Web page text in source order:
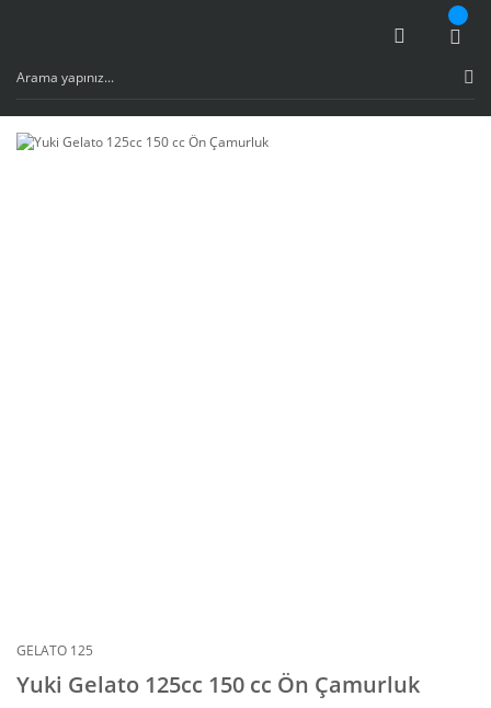
GELATO 125
Yuki Gelato 125cc 150 cc Ön Çamurluk